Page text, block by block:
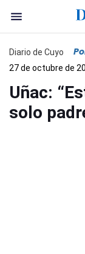
Diario de Cuyo
27 de octubre de
Uñac:
solo